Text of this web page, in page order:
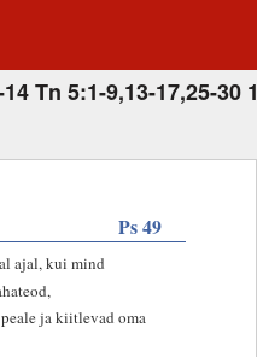
Tn 5:1-9,13-17,25-30
Ps 49
ajal, kui mind
ja kiitlevad oma